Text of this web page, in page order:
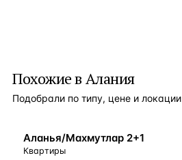
Похожие в Алания
Подобрали по типу, цене и локации
БЛИЗКО К МОРЮ
Аланья/Махмутлар 2+1
Квартиры